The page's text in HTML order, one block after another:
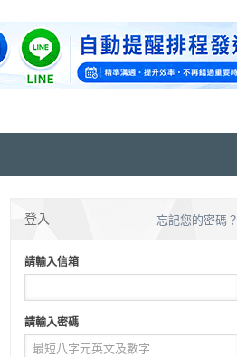
登入 忘記您的密碼？
請輸入信箱
請輸入密碼